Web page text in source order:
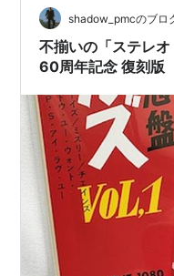
shadow_pmcのブロ
不揃いの「ステレ
60周年記念 復刻版